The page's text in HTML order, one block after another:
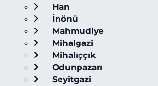
Han
İnönü
Mahmudiye
Mihalgazi
Mihalıççık
Odunpazarı
Seyitgazi